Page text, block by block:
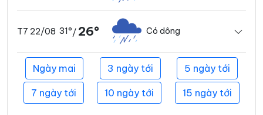
T7 22/08 31°/ 26° Có dông
Ngày mai 3 ngày tới 5 ngày tới
7 ngày tới 10 ngày tới 15 ngày tới